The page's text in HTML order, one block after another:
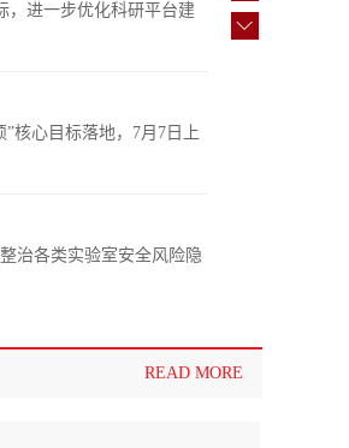
进一步优化科研平台建
核心目标落地，7月7日上
治各类实验室安全风险隐
助力学校教学设施迭代升
READ MORE